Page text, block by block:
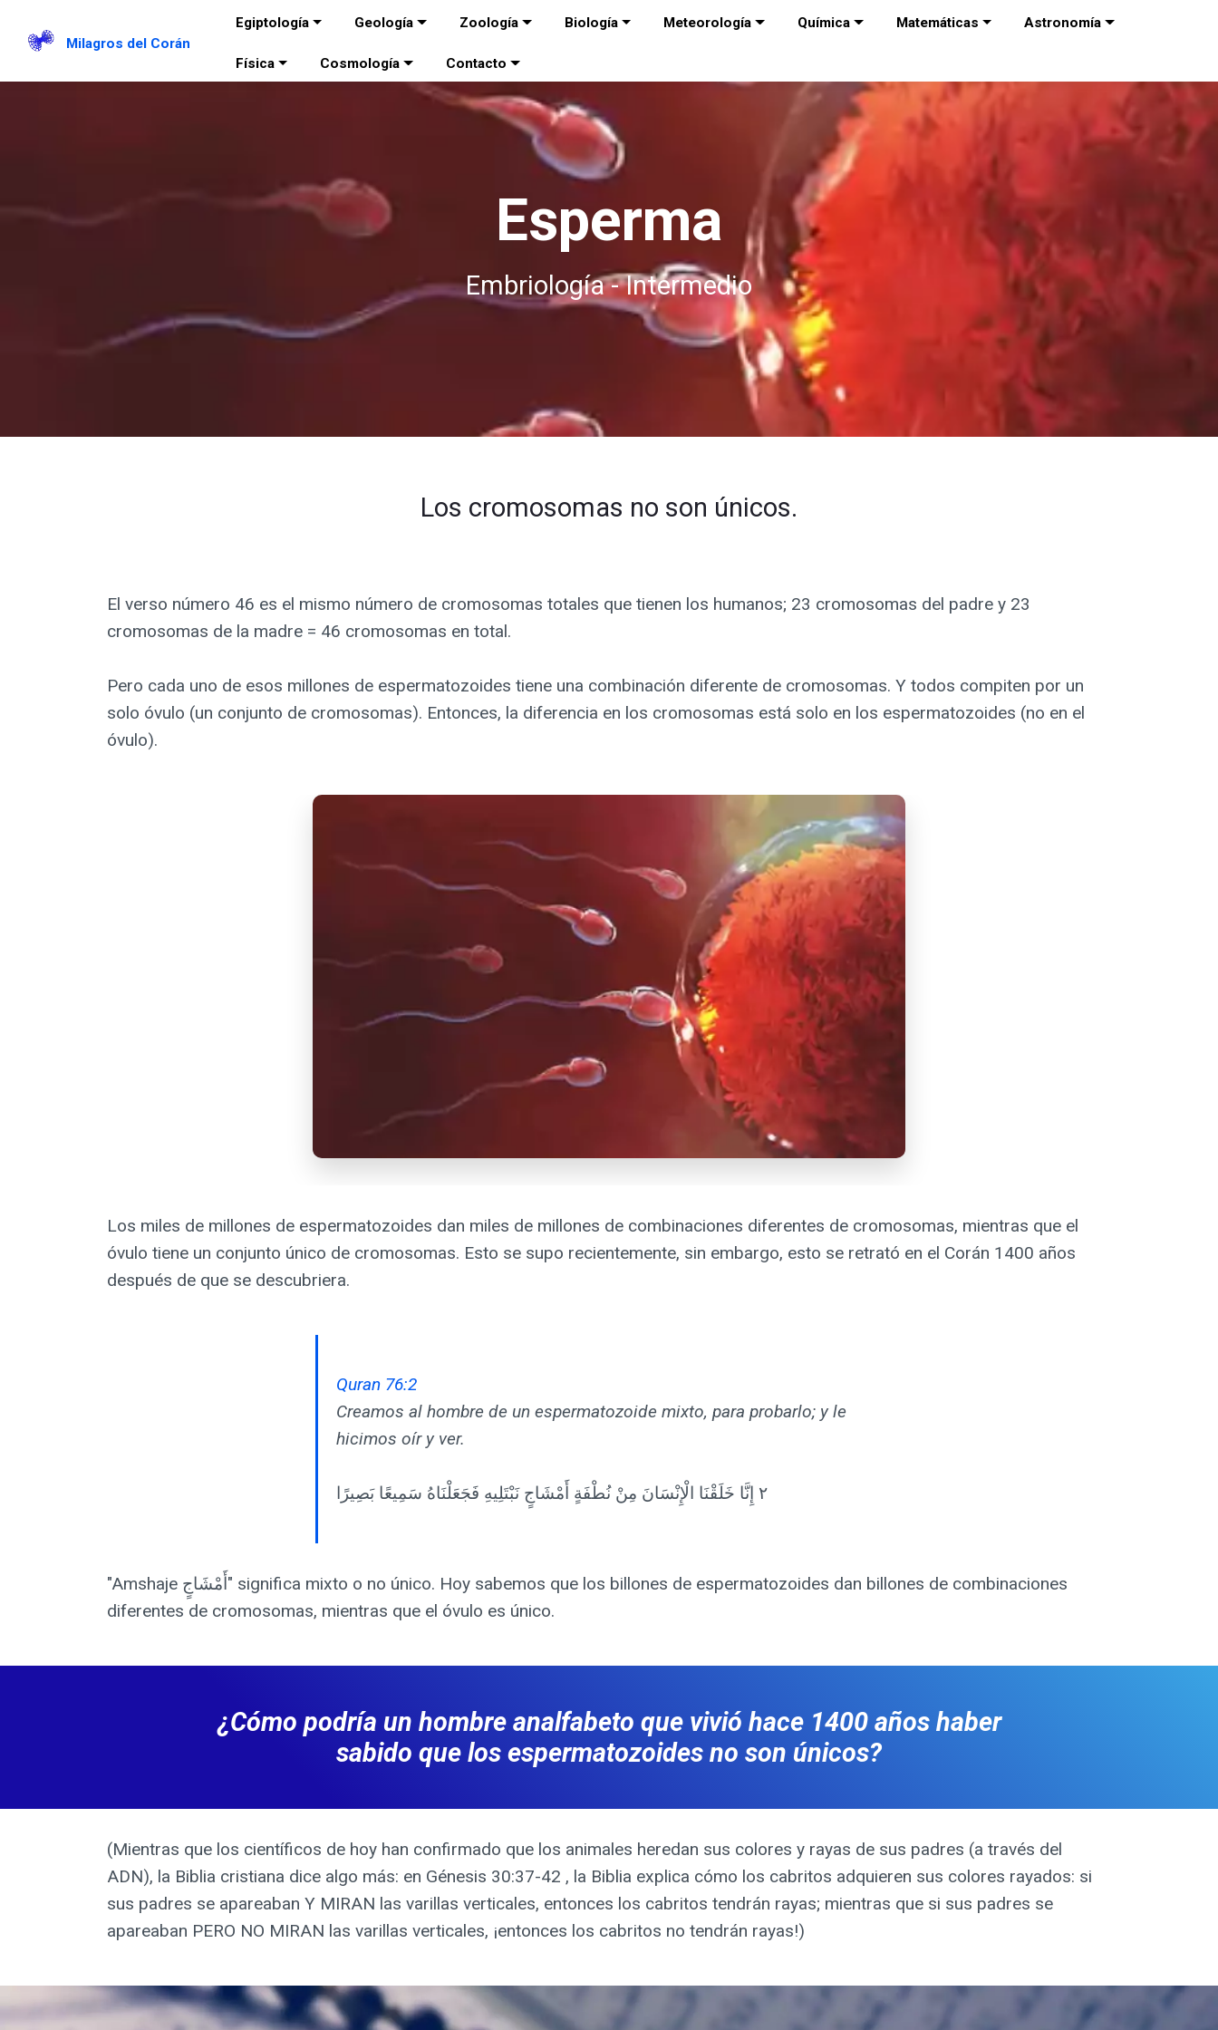
Milagros del Corán
Egiptología Geología Zoología Biología Meteorología Química Matemáticas Astronomía
Física Cosmología Contacto
Esperma
Embriología - Intermedio
Los cromosomas no son únicos.
El verso número 46 es el mismo número de cromosomas totales que tienen los humanos; 23 cromosomas del padre y 23
cromosomas de la madre = 46 cromosomas en total.
Pero cada uno de esos millones de espermatozoides tiene una combinación diferente de cromosomas. Y todos compiten por un
solo óvulo (un conjunto de cromosomas). Entonces, la diferencia en los cromosomas está solo en los espermatozoides (no en el
óvulo).
Los miles de millones de espermatozoides dan miles de millones de combinaciones diferentes de cromosomas, mientras que el
óvulo tiene un conjunto único de cromosomas. Esto se supo recientemente, sin embargo, esto se retrató en el Corán 1400 años
después de que se descubriera.
Quran 76:2
Creamos al hombre de un espermatozoide mixto, para probarlo; y le
hicimos oír y ver.
٢ إِنَّا خَلَقْنَا الْإِنْسَانَ مِنْ نُطْفَةٍ أَمْشَاجٍ نَبْتَلِيهِ فَجَعَلْنَاهُ سَمِيعًا بَصِيرًا
"Amshaje أَمْشَاجٍ" significa mixto o no único. Hoy sabemos que los billones de espermatozoides dan billones de combinaciones
diferentes de cromosomas, mientras que el óvulo es único.
¿Cómo podría un hombre analfabeto que vivió hace 1400 años haber
sabido que los espermatozoides no son únicos?
(Mientras que los científicos de hoy han confirmado que los animales heredan sus colores y rayas de sus padres (a través del
ADN), la Biblia cristiana dice algo más: en Génesis 30:37-42 , la Biblia explica cómo los cabritos adquieren sus colores rayados: si
sus padres se apareaban Y MIRAN las varillas verticales, entonces los cabritos tendrán rayas; mientras que si sus padres se
apareaban PERO NO MIRAN las varillas verticales, ¡entonces los cabritos no tendrán rayas!)